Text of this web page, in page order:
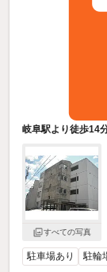
岐阜駅より徒歩14
すべての写真
駐車場あり 駐輪